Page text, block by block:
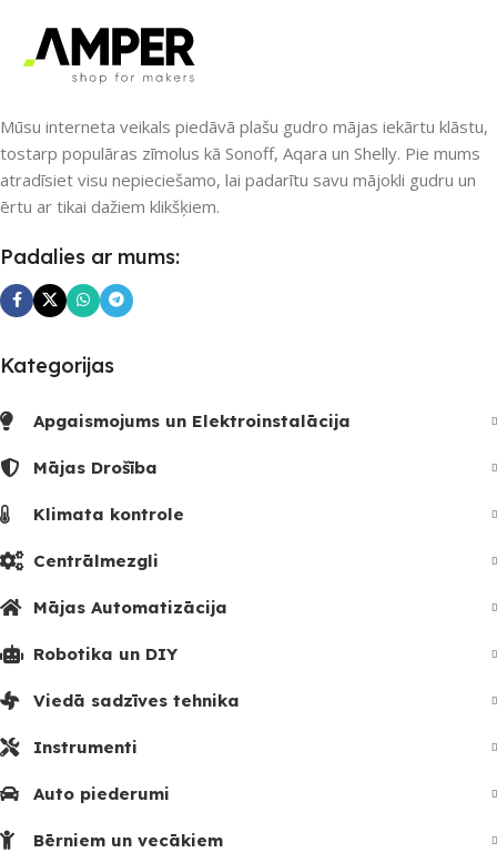
SKAITS
Mūsu interneta veikals piedāvā plašu gudro mājas iekārtu klāstu,
tostarp populāras zīmolus kā Sonoff, Aqara un Shelly. Pie mums
atradīsiet visu nepieciešamo, lai padarītu savu mājokli gudru un
ērtu ar tikai dažiem klikšķiem.
Padalies ar mums:
Kategorijas
Apgaismojums un Elektroinstalācija
Mājas Drošība
Klimata kontrole
Centrālmezgli
Mājas Automatizācija
Robotika un DIY
Viedā sadzīves tehnika
Instrumenti
Auto piederumi
Bērniem un vecākiem